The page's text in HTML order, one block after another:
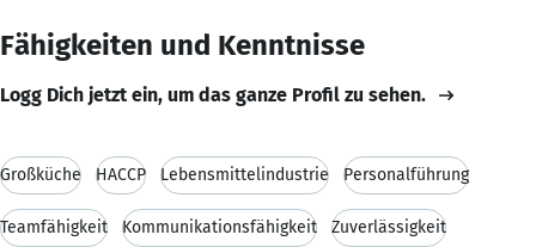
Fähigkeiten und Kenntnisse
Logg Dich jetzt ein, um das ganze Profil zu sehen.
Großküche HACCP Lebensmittelindustrie Personalführung
Teamfähigkeit Kommunikationsfähigkeit Zuverlässigkeit